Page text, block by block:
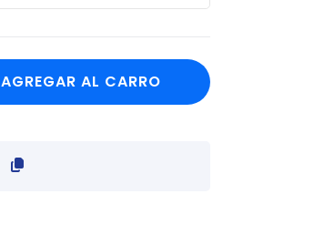
AGREGAR AL CARRO